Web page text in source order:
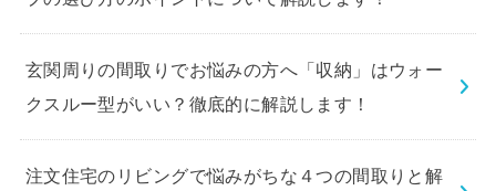
玄関周りの間取りでお悩みの方へ「収納」はウォー
クスルー型がいい？徹底的に解説します！
注文住宅のリビングで悩みがちな４つの間取りと解